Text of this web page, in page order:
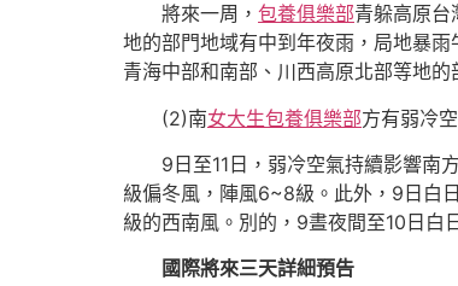
將來一周， 包養俱樂部青躲高原台
地的部門地域有中到年夜雨，局地暴
青海中部和南部、川西高原北部等地
(2)南女大生包養俱樂部方有弱冷
9日至11日，弱冷空氣持續影響南
級偏冬風，陣風6~8級。此外，9日白
級的西南風。別的，9晝夜間至10日白
國際將來三天詳細預告